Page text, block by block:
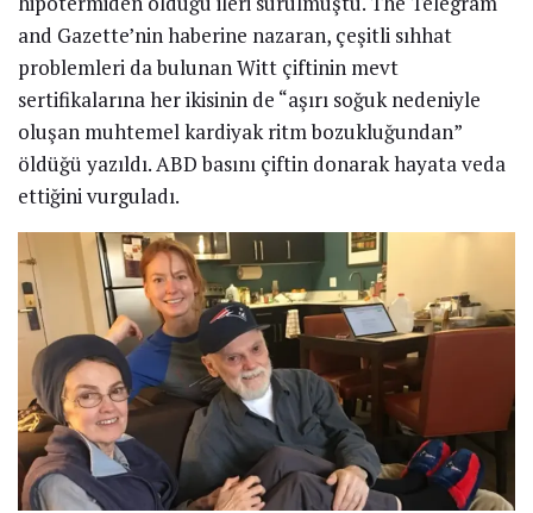
and Gazette’nin haberine nazaran, çeşitli sıhhat
problemleri da bulunan Witt çiftinin mevt
sertifikalarına her ikisinin de “aşırı soğuk nedeniyle
oluşan muhtemel kardiyak ritm bozukluğundan”
öldüğü yazıldı. ABD basını çiftin donarak hayata veda
ettiğini vurguladı.